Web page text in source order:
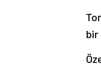
bir